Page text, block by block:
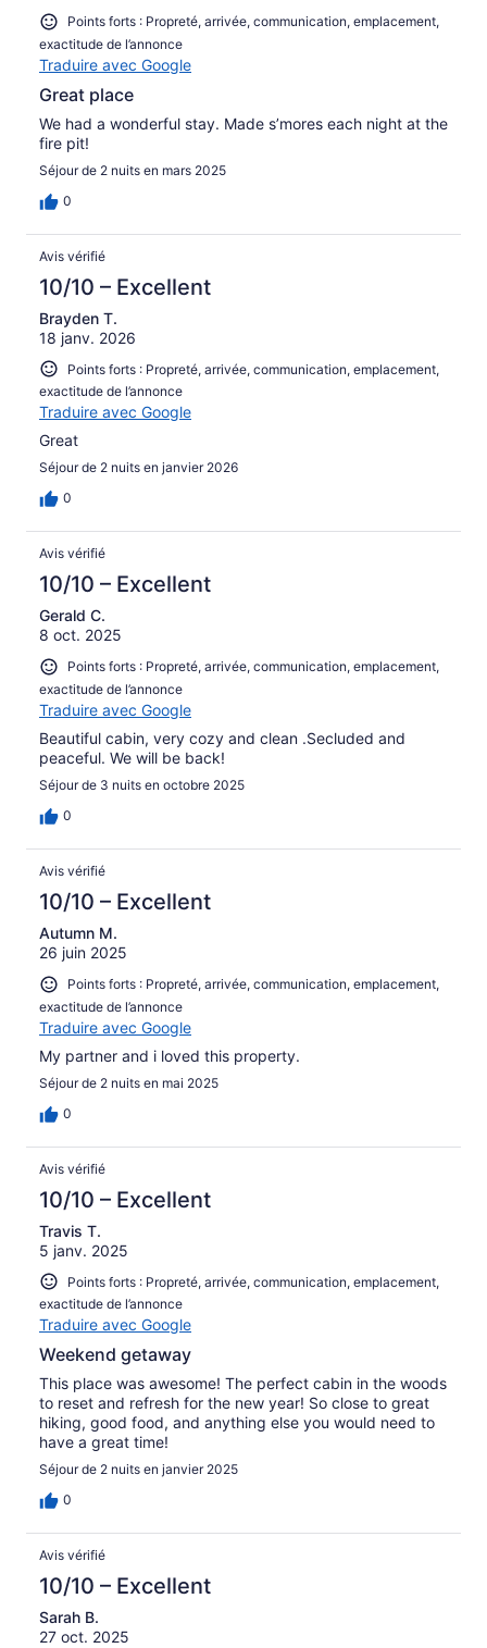
Points forts : Propreté, arrivée, communication, emplacement,
exactitude de l’annonce
Traduire avec Google
Great place
We had a wonderful stay. Made s’mores each night at the
fire pit!
Séjour de 2 nuits en mars 2025
0
Avis vérifié
10/10 – Excellent
Brayden T.
18 janv. 2026
Points forts : Propreté, arrivée, communication, emplacement,
exactitude de l’annonce
Traduire avec Google
Great
Séjour de 2 nuits en janvier 2026
0
Avis vérifié
10/10 – Excellent
Gerald C.
8 oct. 2025
Points forts : Propreté, arrivée, communication, emplacement,
exactitude de l’annonce
Traduire avec Google
Beautiful cabin, very cozy and clean .Secluded and
peaceful. We will be back!
Séjour de 3 nuits en octobre 2025
0
Avis vérifié
10/10 – Excellent
Autumn M.
26 juin 2025
Points forts : Propreté, arrivée, communication, emplacement,
exactitude de l’annonce
Traduire avec Google
My partner and i loved this property.
Séjour de 2 nuits en mai 2025
0
Avis vérifié
10/10 – Excellent
Travis T.
5 janv. 2025
Points forts : Propreté, arrivée, communication, emplacement,
exactitude de l’annonce
Traduire avec Google
Weekend getaway
This place was awesome! The perfect cabin in the woods
to reset and refresh for the new year! So close to great
hiking, good food, and anything else you would need to
have a great time!
Séjour de 2 nuits en janvier 2025
0
Avis vérifié
10/10 – Excellent
Sarah B.
27 oct. 2025